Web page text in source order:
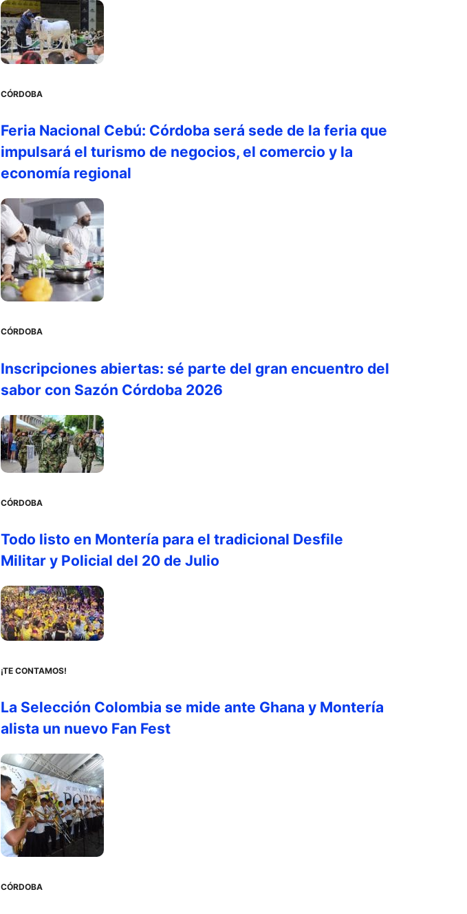
CÓRDOBA
Feria Nacional Cebú: Córdoba será sede de la feria que
impulsará el turismo de negocios, el comercio y la
economía regional
CÓRDOBA
Inscripciones abiertas: sé parte del gran encuentro del
sabor con Sazón Córdoba 2026
CÓRDOBA
Todo listo en Montería para el tradicional Desfile
Militar y Policial del 20 de Julio
¡TE CONTAMOS!
La Selección Colombia se mide ante Ghana y Montería
alista un nuevo Fan Fest
CÓRDOBA